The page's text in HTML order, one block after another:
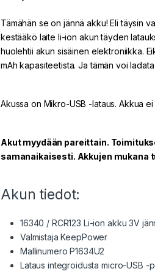
Tämähän se on jännä akku! Eli täysin
kestääkö laite li-ion akun täyden
huolehtii akun sisäinen elektroniikka.
mAh kapasiteetista. Ja tämän voi
Akussa on Mikro-USB -lataus. Akkua
Akut myydään pareittain.
samanaikaisesti. Akkujen mukana
Akun tiedot:
16340 / RCR123 Li-ion akku 3V
Valmistaja KeepPower
Mallinumero P1634U2
Lataus integroidusta micro-USB -